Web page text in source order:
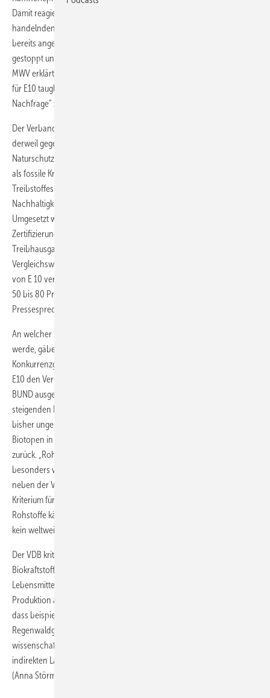
Damit reagierte die Organisation der Treibstoff produzierenden und
handelnden Unternehmen in Deutschland auf Medienberichte, die
bereits angelaufene Einführung des neuen Biokraftstoffs werde
gestoppt und nicht mehr auf weitere Tankstellen ausgedehnt. Der
MWV erklärte, über 90 Prozent aller Fahrzeuge in Deutschland seien
für E10 tauglich, die Autofahrer würden aber eine „dramatisch geringe
Nachfrage“ zeigen. Hier gelte es die Produktion von E10 anzupassen.
Der Verband der Deutschen Biokraftstoffindustrie (VDB) wehrt sich
derweil gegen den jüngsten Einwand des Bundes für Umwelt und
Naturschutz (BUND), Ethanol besitze eine schlechtere Umweltbilanz
als fossile Kraftstoffe. In der Debatte um den CO2-Ausstoß des
Treibstoffes beruft sich der VDB auf die seit 1. Januar 2011 gültige
Nachhaltigkeitsverordnung (Biokraft-NachV) für Biokraftstoffe.
Umgesetzt werden die gesetzlichen Vorgaben durch ein
Zertifizierungssystem für Biotreibstoffe. Laut Verordnung muss der
Treibhausgasausstoß mindestens 35 Prozent unter dem
Vergleichswert für konventionelles Benzin liegen. Deutsche Hersteller
von E 10 versuchten allerdings noch weitaus effizienter zu sein und
50 bis 80 Prozent klimaschädliche Gase einzusparen, sagt der
Pressesprecher des VDB Frank Brühning.
An welcher Stelle im Herstellungsprozess wie viel CO2 eingespart
werde, gäben die Produzenten darüber hinaus aus
Konkurrenzgründen ungern Preis. Doch erhöhe die Beimischung von
E10 den Verbrauch nur geringfügig um 1,5 bis 2 Prozent. Die vom
BUND ausgesprochene Befürchtung, die Einführung von E10 führe zu
steigenden Importen und somit auch zum Anbau von Rohstoffen auf
bisher ungenutzten Flächen, wie Regenwäldern und wertvollen
Biotopen in den Ursprungsländern, weist der VDB in diesem Rahmen
zurück. „Rohstoffe für Biokraftstoffe dürfen gesetzlich nicht von
besonders wertvollen Flächen kommen“, erläutert Brühning. Dies sei
neben der Vorgabe, Treibhausgase einzusparen, ein weiteres
Kriterium für zertifizierte Biotreibstoffe und deren CO2-Bilanz.
Rohstoffe kämen ohnehin fast ausschließlich aus Deutschland, da es
kein weltweites Nachweissystem gebe.
Der VDB kritisiert zudem, dass ausschließlich die Herstellung von
Biokraftstoffen strengen Kontrollen unterläge, während bei
Lebensmitteln keine Kriterien zur Zertifizierung für eine nachhaltige
Produktion angelegt würden. Dadurch könne sichergestellt werden,
dass beispielsweise auch die Rinderzucht in Brasilien nicht in
Regenwaldgebiete ausweichen dürfe. Eine ausgearbeitete,
wissenschaftliche Stellungnahme durch die Biokraftstoffindustrie zu
indirekten Landnutzungsänderungen sei darüber hinaus in Arbeit.
(Anna Störmer)